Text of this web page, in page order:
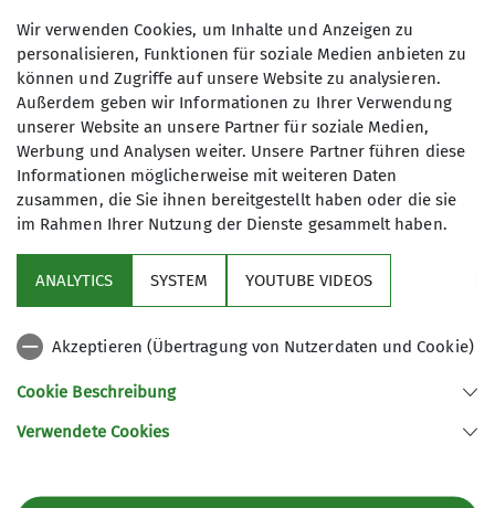
Anmeldung bis
02.09.2026
wichtige Infos
Partner
83317 Teisendorf
Wir verwenden Cookies, um Inhalte und Anzeigen zu
personalisieren, Funktionen für soziale Medien anbieten zu
können und Zugriffe auf unsere Website zu analysieren.
Außerdem geben wir Informationen zu Ihrer Verwendung
unserer Website an unsere Partner für soziale Medien,
Werbung und Analysen weiter. Unsere Partner führen diese
Informationen möglicherweise mit weiteren Daten
zusammen, die Sie ihnen bereitgestellt haben oder die sie
im Rahmen Ihrer Nutzung der Dienste gesammelt haben.
ANALYTICS SYSTEM YOUTUBE VIDEOS
Akzeptieren (Übertragung von Nutzerdaten und Cookie)
Cookie Beschreibung
Verwendete Cookies